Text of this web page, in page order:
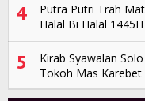
4
Putra Putri Trah
Halal Bi Halal 1445H
5
Kirab Syawalan
Tokoh Mas Karebet